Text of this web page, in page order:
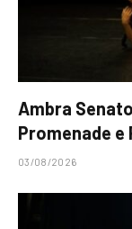
Ambra
Promenade e
03/08/2026